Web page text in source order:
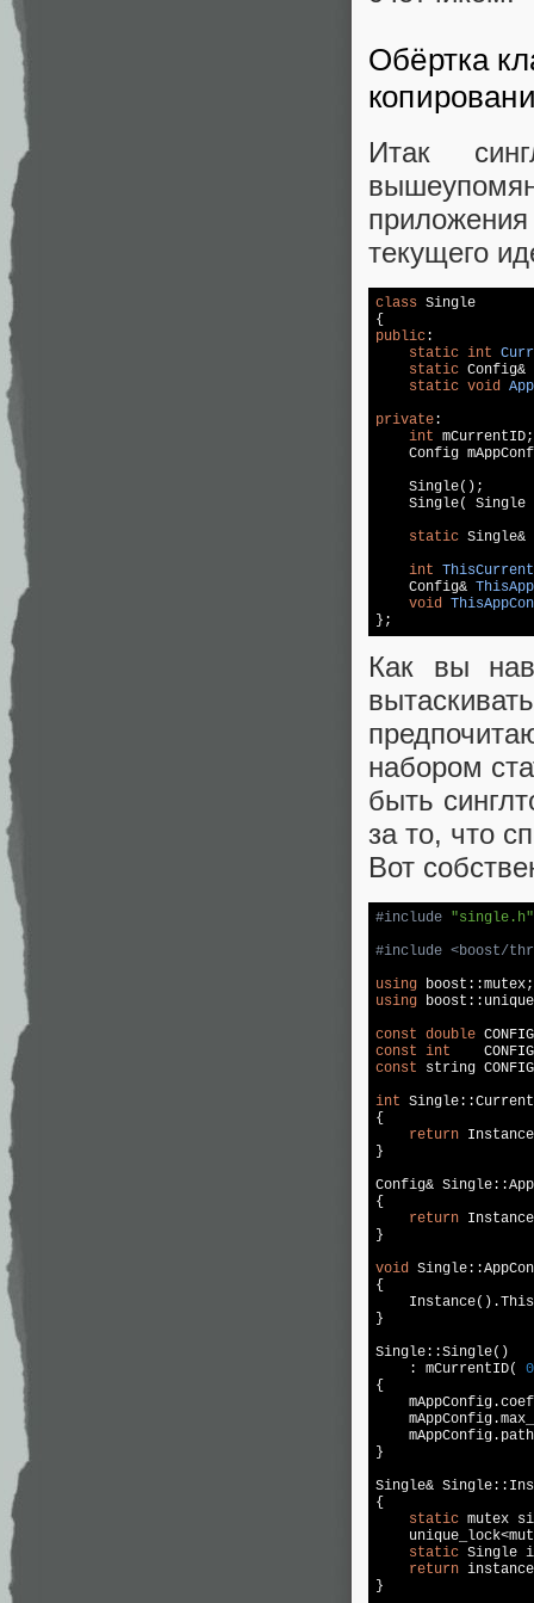
Обёртка
Итак
текущего
class Single
public:
static int
static Config&
static void
private:
int mCurrentID;
Config
    Single();
    Single( Single
static Single&
int
Config&
void
Как вы
набором
быть
за то, что
Вот
#include "single.h"
#include <boost/
using
using
const double
const int
const
string
int
{
return
}
Config&
{
return
}
void
{
}
Single::Single()
    : mCurrentID(
0
{
}
Single&
{
static mutex
static Single
return
}